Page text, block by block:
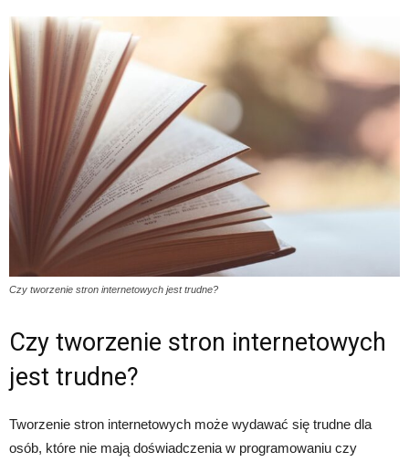
Czy tworzenie stron internetowych jest trudne?
Czy tworzenie stron internetowych
jest trudne?
Tworzenie stron internetowych może wydawać się trudne dla
osób, które nie mają doświadczenia w programowaniu czy